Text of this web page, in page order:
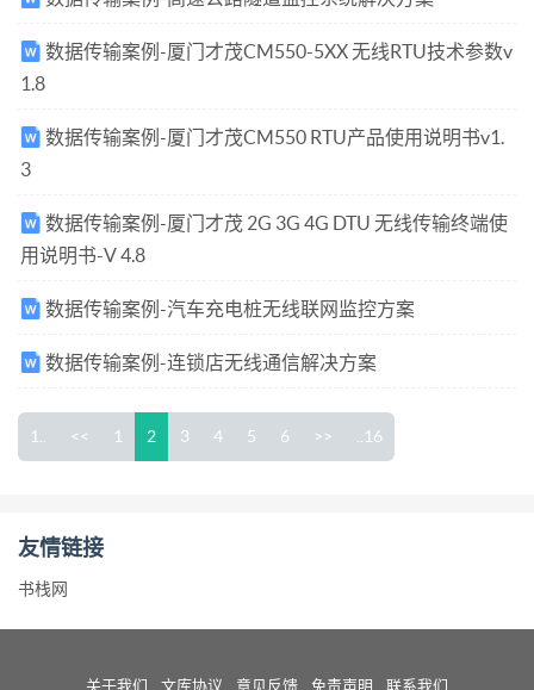
数据传输案例-厦门才茂CM550-5XX 无线RTU技术参数v
1.8
数据传输案例-厦门才茂CM550 RTU产品使用说明书v1.
3
数据传输案例-厦门才茂 2G 3G 4G DTU 无线传输终端使
用说明书-V 4.8
数据传输案例-汽车充电桩无线联网监控方案
数据传输案例-连锁店无线通信解决方案
1.. << 1 2 3 4 5 6 >> ..16
友情链接
书栈网
关于我们 文库协议 意见反馈 免责声明 联系我们